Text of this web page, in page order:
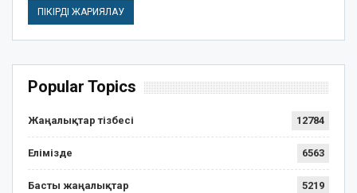
Popular Topics
Жаңалықтар тізбесі 12784
Елімізде 6563
Басты жаңалықтар 5219